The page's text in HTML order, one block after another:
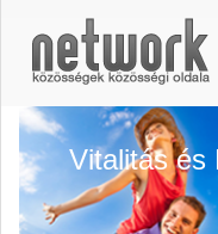
Vitalitás és